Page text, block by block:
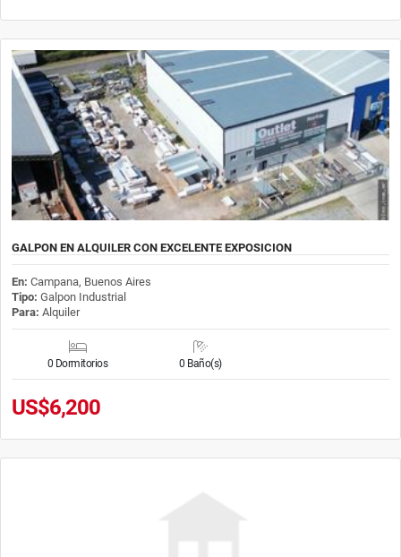
GALPON EN ALQUILER CON EXCELENTE EXPOSICION
En: Campana, Buenos Aires
Tipo: Galpon Industrial
Para: Alquiler
0 Dormitorios 0 Baño(s)
US$6,200